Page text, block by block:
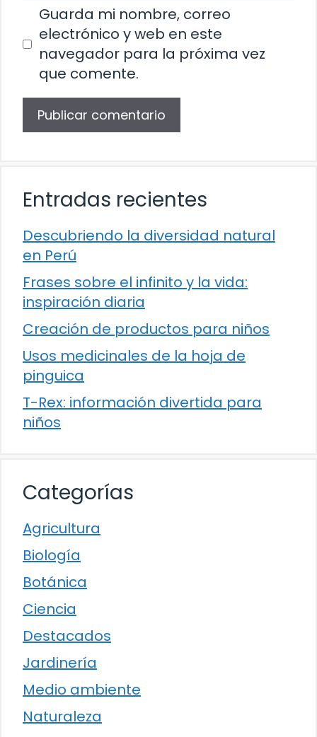
Guarda mi nombre, correo
electrónico y web en este
navegador para la próxima vez
que comente.
Entradas recientes
Descubriendo la diversidad natural
en Perú
Frases sobre el infinito y la vida:
inspiración diaria
Creación de productos para niños
Usos medicinales de la hoja de
pinguica
T-Rex: información divertida para
niños
Categorías
Agricultura
Biología
Botánica
Ciencia
Destacados
Jardinería
Medio ambiente
Naturaleza